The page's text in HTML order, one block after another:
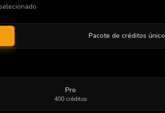
Pacote de créditos único
Pro
400 créditos